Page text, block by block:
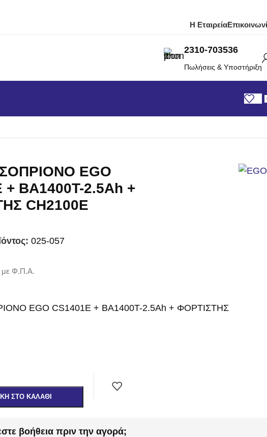
Η Εταιρεία
2310-703536
Πωλήσεις & Υποστήριξη
EGO
+ BA1400T-2.5Ah +
CH2100E
025-057
με Φ.Π.Α.
EGO CS1401E + BA1400T-2.5Ah + ΦΟΡΤΙΣΤΗΣ
ΣΤΟ ΚΑΛΆΘΙ
βοήθεια πριν την αγορά;